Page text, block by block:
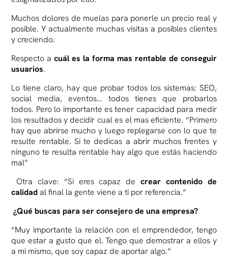
Muchos dolores de muelas para ponerle un precio real y
posible. Y actualmente muchas visitas a posibles clientes
y creciendo.
Respecto acuál es la forma mas rentable de conseguir
usuarios.
Lo tiene claro, hay que probar todos los sistemas: SEO,
social media, eventos… todos tienes que probarlos
todos. Pero lo importante es tener capacidad para medir
los resultados y decidir cual es el mas eficiente. “Primero
hay que abrirse mucho y luego replegarse con lo que te
resulte rentable. Si te dedicas a abrir muchos frentes y
ninguno te resulta rentable hay algo que estás haciendo
mal”
Otra clave: “Si eres capaz de crear contenido de
calidad al final la gente viene a ti por referencia.”
¿Qué buscas para ser consejero de una empresa?
“Muy importante la relación con el emprendedor, tengo
que estar a gusto que el. Tengo que demostrar a ellos y
a mi mismo, que soy capaz de aportar algo.”